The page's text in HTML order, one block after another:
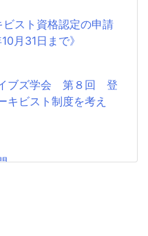
スト資格認定の申請
月31日まで》
イブズ学会 第８回 登
キビスト制度を考え